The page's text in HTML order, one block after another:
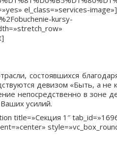
el_class=»services-
kursy-
состоявшихся
девизом «Быть, а не
непосредственно в зоне
усилий.
title=»Секция 1″